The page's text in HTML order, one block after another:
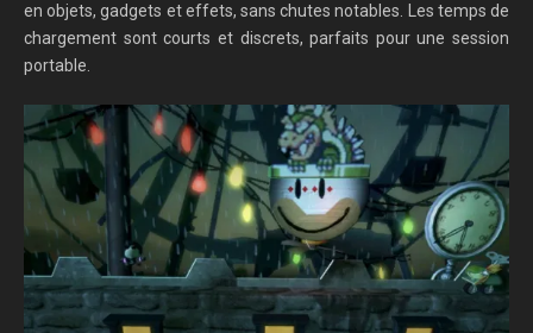
en objets, gadgets et effets, sans chutes notables. Les temps de
chargement sont courts et discrets, parfaits pour une session
portable.